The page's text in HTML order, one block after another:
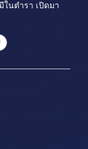
นตำรา เปิดมา